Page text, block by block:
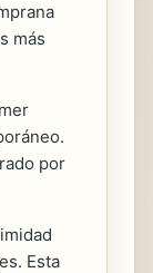
más
por
Esta